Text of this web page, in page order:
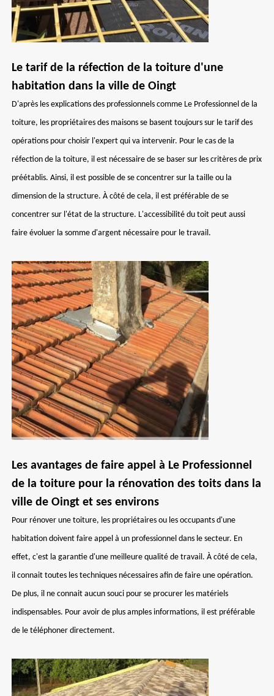
Le tarif de la réfection de la toiture d'une
habitation dans la ville de Oingt
D'après les explications des professionnels comme Le Professionnel de la
toiture, les propriétaires des maisons se basent toujours sur le tarif des
opérations pour choisir l'expert qui va intervenir. Pour le cas de la
réfection de la toiture, il est nécessaire de se baser sur les critères de prix
préétablis. Ainsi, il est possible de se concentrer sur la taille ou la
dimension de la structure. À côté de cela, il est préférable de se
concentrer sur l'état de la structure. L'accessibilité du toit peut aussi
faire évoluer la somme d'argent nécessaire pour le travail.
Les avantages de faire appel à Le Professionnel
de la toiture pour la rénovation des toits dans la
ville de Oingt et ses environs
Pour rénover une toiture, les propriétaires ou les occupants d'une
habitation doivent faire appel à un professionnel dans le secteur. En
effet, c'est la garantie d'une meilleure qualité de travail. À côté de cela,
il connait toutes les techniques nécessaires afin de faire une opération.
De plus, il ne connait aucun souci pour se procurer les matériels
indispensables. Pour avoir de plus amples informations, il est préférable
de le téléphoner directement.